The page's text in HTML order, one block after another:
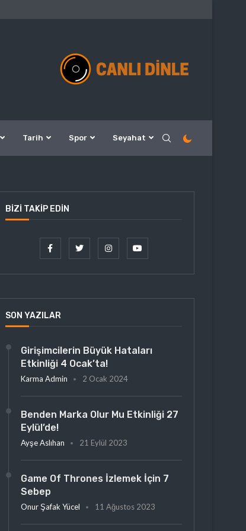
Tarih Spor Seyahat
BIZI TAKIP EDIN
SON YAZILAR
Girişimcilerin Büyük Hataları
Etkinliği 4 Ocak’ta!
Karma Admin 2 Ocak 2024
Benden Marka Olur Mu Etkinliği 27
Eylül’de!
Ayşe Aslıhan 21 Eylül 2023
Game Of Thrones İzlemek İçin 7
Sebep
Onur Şafak Yücel 11 Ağustos 2023